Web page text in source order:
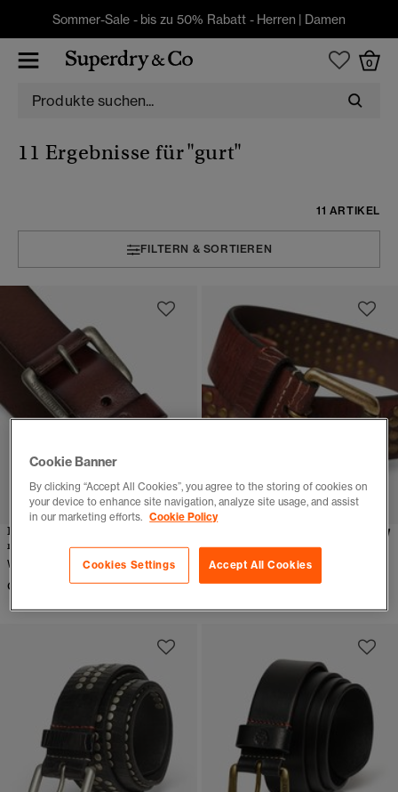
Sommer-Sale - bis zu 50% Rabatt - Herren | Damen
0
11 Ergebnisse für"gurt"
11 ARTIKEL
FILTERN & SORTIEREN
Klassischer Ledergürtel
reguläre Passform
Weitere Farben verfügbar
CHF 39,90
Cookie Banner
By clicking “Accept All Cookies”, you agree to the storing of cookies on
your device to enhance site navigation, analyze site usage, and assist
in our marketing efforts. Cookie Policy
Accept All Cookies
Cookies Settings